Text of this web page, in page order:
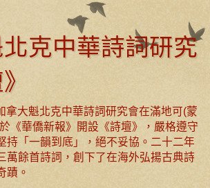
克中華詩詞研究
拿大魁北克中華詩詞研究會在滿地可(蒙
《華僑新報》開設《詩壇》，嚴格遵守
持「一韻到底」，絕不妥協。二十二年
萬餘首詩詞，創下了在海外弘揚古典詩
蹟。